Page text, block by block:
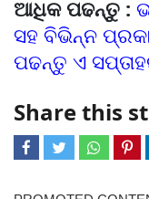
ଆଧିକ ପଢନ୍ତୁ :
ସହ ବିଭିନ୍ନ
ପଢନ୍ତୁ ଏ
Share this